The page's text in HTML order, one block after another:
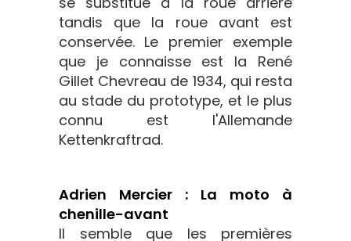
tandis que la roue avant est
conservée. Le premier exemple
que je connaisse est la René
Gillet Chevreau de 1934, qui resta
au stade du prototype, et le plus
connu est l'Allemande
Kettenkraftrad.
Adrien Mercier : La moto à
chenille-avant
Il semble que les premières